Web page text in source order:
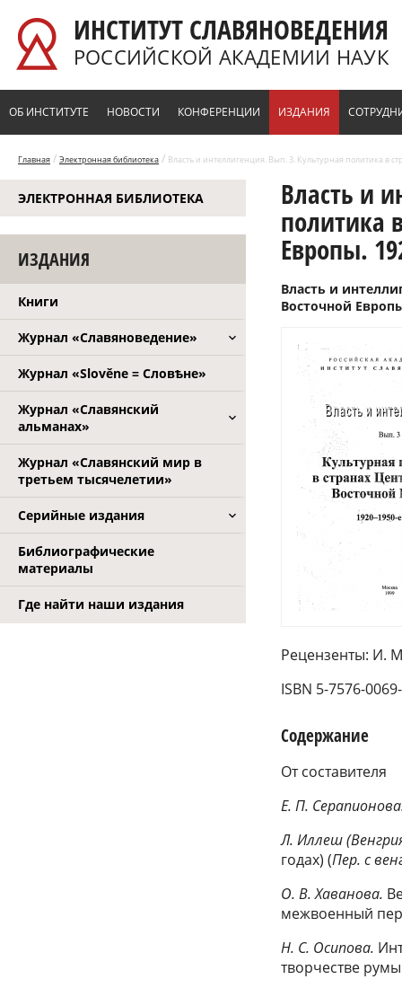
ИНСТИТУТ СЛАВЯНОВЕДЕНИЯ
РОССИЙСКОЙ АКАДЕМИИ НАУК
ОБ ИНСТИТУТЕ НОВОСТИ КОНФЕРЕНЦИИ ИЗДАНИЯ
Главная / Электронная библиотека / Власть и интеллигенция. Вып. 3. Культурная политика в
ЭЛЕКТРОННАЯ БИБЛИОТЕКА
ИЗДАНИЯ
Книги
Журнал «Славяноведение»
Журнал «Slověne = Словѣне»
Журнал «Славянский
альманах»
Журнал «Славянский мир в
третьем тысячелетии»
Серийные издания
Библиографические
материалы
Где найти наши издания
Власть и
политика
Европы.
Власть и
Восточной
Рецензенты: И.
ISBN 5-7576-
Содержание
От составителя
Е. П.
Л. Иллеш
годах) (Пер. с
О. В. Хаванова.
межвоенный
Н. С. Осипова.
творчестве